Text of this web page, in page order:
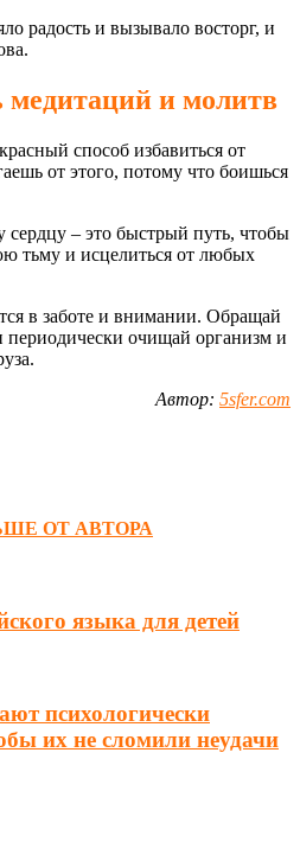
радость и вызывало восторг, и
медитаций и молитв
способ избавиться от
от этого, потому что боишься
– это быстрый путь, чтобы
тьму и исцелиться от любых
в заботе и внимании. Обращай
очищай организм и
Автор: 5sfer.com
ОТ АВТОРА
языка для детей
психологически
их не сломили неудачи